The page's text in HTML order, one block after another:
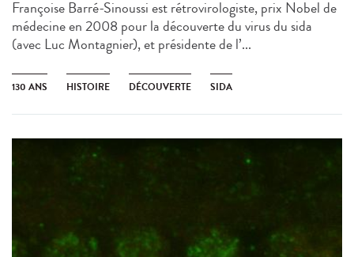
Françoise Barré-Sinoussi est rétrovirologiste, prix Nobel de
médecine en 2008 pour la découverte du virus du sida
(avec Luc Montagnier), et présidente de l’...
130 ANS HISTOIRE DÉCOUVERTE SIDA